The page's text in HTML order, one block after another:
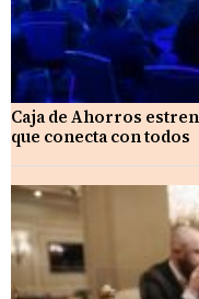
Caja de Ahorros
que conecta con todos